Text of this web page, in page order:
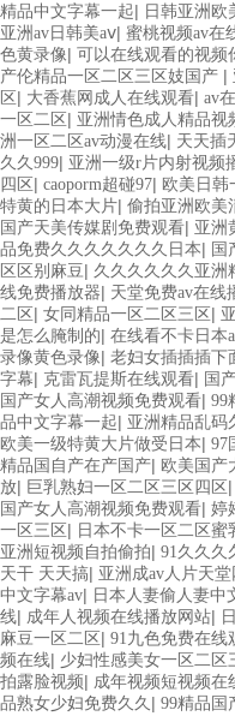
精品中文字幕一起| 日韩亚洲欧
亚洲av日韩美aⅴ| 蜜桃视频av在
色黄录像| 可以在线观看的视频
产伦精品一区二区三区妓国产 |
区 | 大香蕉网成人在线观看| av
一区二区 | 亚洲情色成人精品视
洲一区二区av动漫在线| 天天插
久久999| 亚洲一级r片内射视频
四区 | caoporm超碰97| 欧美日韩
特黄的日本大片| 偷拍亚洲欧美
国产天美传媒剧免费观看| 亚洲
品免费久久久久久久久日本| 国
区区别麻豆| 久久久久久久亚洲
线免费播放器| 天堂免费av在线
二区 | 女同精品一区二区三区 |
是怎么腌制的| 在线看不卡日本
录像黄色录像| 老妇女插插插下
字幕| 克雷瓦提斯在线观看| 国
国产女人高潮视频免费观看| 99
品中文字幕一起| 亚洲精品乱码
欧美一级特黄大片做受日本| 97
精品国自产在产国产| 欧美国产
放| 巨乳熟妇一区二区三区四区 |
国产女人高潮视频免费观看| 婷
一区三区 | 日本不卡一区二区蜜
亚洲短视频自拍偷拍| 91久久久
天干 天天搞| 亚洲成av人片天堂
中文字幕av| 日本人妻偷人妻中
线| 成年人视频在线播放网站|
麻豆一区二区 | 91九色免费在线
频在线| 少妇性感美女一区二区
拍露脸视频| 成年视频短视频在
品熟女少妇免费久久 | 99精品国